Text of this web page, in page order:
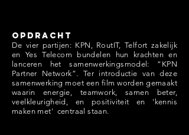
Opdracht
De vier partijen: KPN, RoutIT, Telfort zakelijk
en Yes Telecom bundelen hun krachten en
lanceren het samenwerkingsmodel: “KPN
Partner Network”. Ter introductie van deze
samenwerking moet een film worden gemaakt
waarin energie, teamwork, samen beter,
veelkleurigheid, en positiviteit en 'kennis
maken met' centraal staan.